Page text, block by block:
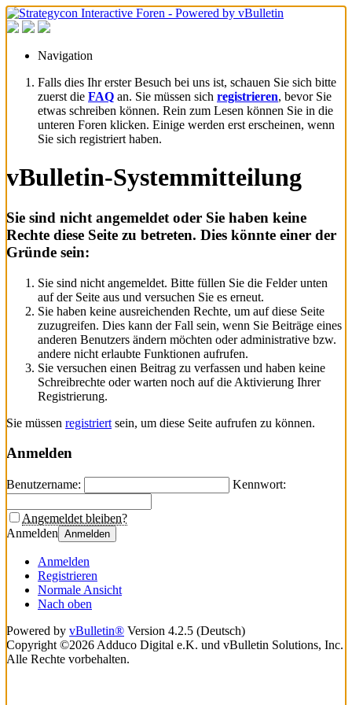
Navigation
Falls dies Ihr erster Besuch bei uns ist, schauen Sie sich bitte
zuerst die FAQ an. Sie müssen sich registrieren, bevor Sie
etwas schreiben können. Rein zum Lesen können Sie in die
unteren Foren klicken. Einige werden erst erscheinen, wenn
Sie sich registriert haben.
vBulletin-Systemmitteilung
Sie sind nicht angemeldet oder Sie haben keine
Rechte diese Seite zu betreten. Dies könnte einer der
Gründe sein:
Sie sind nicht angemeldet. Bitte füllen Sie die Felder unten
auf der Seite aus und versuchen Sie es erneut.
Sie haben keine ausreichenden Rechte, um auf diese Seite
zuzugreifen. Dies kann der Fall sein, wenn Sie Beiträge eines
anderen Benutzers ändern möchten oder administrative bzw.
andere nicht erlaubte Funktionen aufrufen.
Sie versuchen einen Beitrag zu verfassen und haben keine
Schreibrechte oder warten noch auf die Aktivierung Ihrer
Registrierung.
Sie müssen registriert sein, um diese Seite aufrufen zu können.
Anmelden
Benutzername: Kennwort:
Angemeldet bleiben?
Anmelden Anmelden
Anmelden
Registrieren
Normale Ansicht
Nach oben
Powered by vBulletin® Version 4.2.5 (Deutsch)
Copyright ©2026 Adduco Digital e.K. und vBulletin Solutions, Inc.
Alle Rechte vorbehalten.